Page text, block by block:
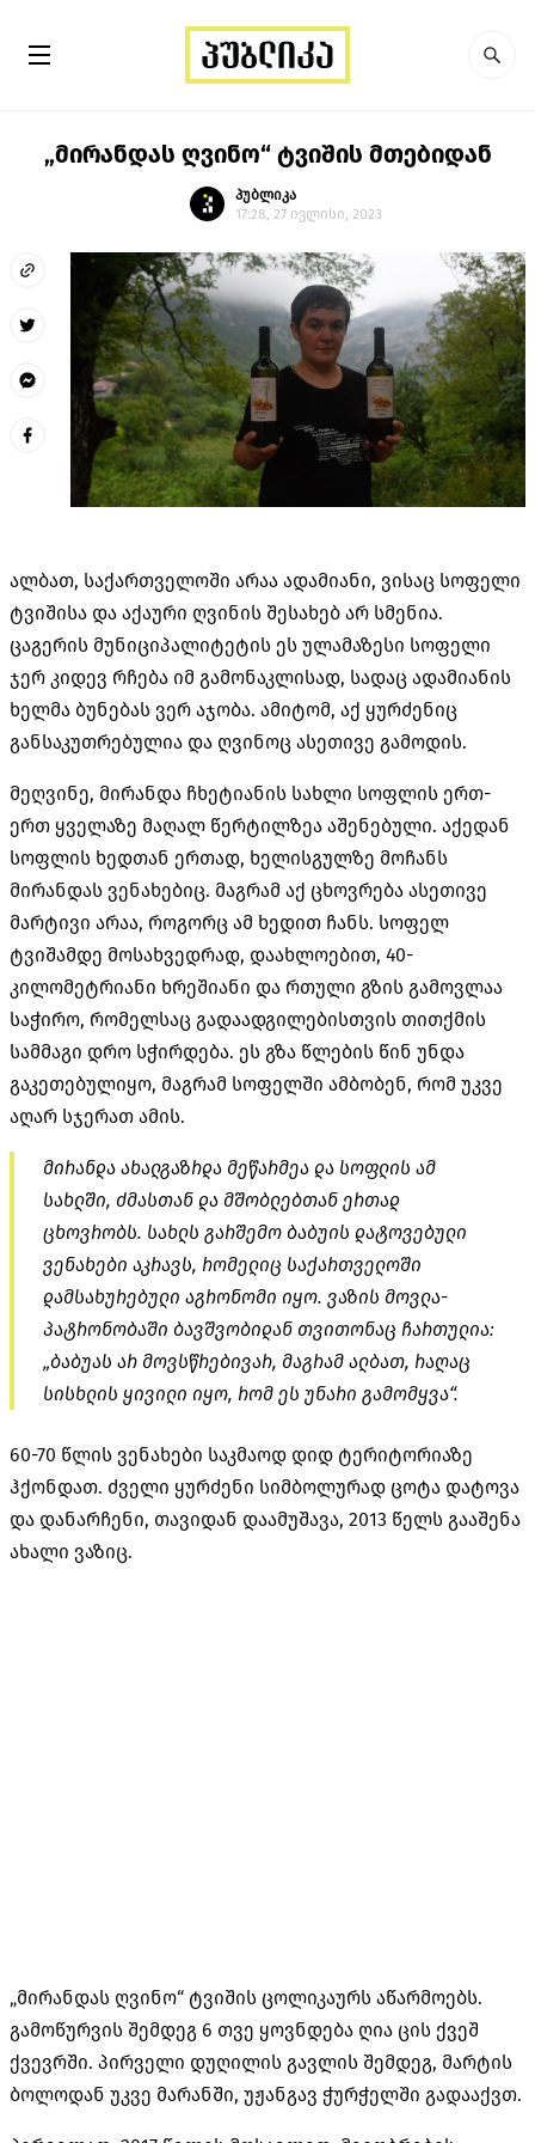
„მირანდას ღვინო“ ტვიშის მთებიდან
პუბლიკა
17:28, 27 ივლისი, 2023
ალბათ, საქართველოში არაა ადამიანი, ვისაც სოფელი
ტვიშისა და აქაური ღვინის შესახებ არ სმენია.
ცაგერის მუნიციპალიტეტის ეს ულამაზესი სოფელი
ჯერ კიდევ რჩება იმ გამონაკლისად, სადაც ადამიანის
ხელმა ბუნებას ვერ აჯობა. ამიტომ, აქ ყურძენიც
განსაკუთრებულია და ღვინოც ასეთივე გამოდის.
მეღვინე, მირანდა ჩხეტიანის სახლი სოფლის ერთ-
ერთ ყველაზე მაღალ წერტილზეა აშენებული. აქედან
სოფლის ხედთან ერთად, ხელისგულზე მოჩანს
მირანდას ვენახებიც. მაგრამ აქ ცხოვრება ასეთივე
მარტივი არაა, როგორც ამ ხედით ჩანს. სოფელ
ტვიშამდე მოსახვედრად, დაახლოებით, 40-
კილომეტრიანი ხრეშიანი და რთული გზის გამოვლაა
საჭირო, რომელსაც გადაადგილებისთვის თითქმის
სამმაგი დრო სჭირდება. ეს გზა წლების წინ უნდა
გაკეთებულიყო, მაგრამ სოფელში ამბობენ, რომ უკვე
აღარ სჯერათ ამის.
მირანდა ახალგაზრდა მეწარმეა და სოფლის ამ
სახლში, ძმასთან და მშობლებთან ერთად
ცხოვრობს. სახლს გარშემო ბაბუის დატოვებული
ვენახები აკრავს, რომელიც საქართველოში
დამსახურებული აგრონომი იყო. ვაზის მოვლა-
პატრონობაში ბავშვობიდან თვითონაც ჩართულია:
„ბაბუას არ მოვსწრებივარ, მაგრამ ალბათ, რაღაც
სისხლის ყივილი იყო, რომ ეს უნარი გამომყვა“.
60-70 წლის ვენახები საკმაოდ დიდ ტერიტორიაზე
ჰქონდათ. ძველი ყურძენი სიმბოლურად ცოტა დატოვა
და დანარჩენი, თავიდან დაამუშავა, 2013 წელს გააშენა
ახალი ვაზიც.
„მირანდას ღვინო“ ტვიშის ცოლიკაურს აწარმოებს.
გამოწურვის შემდეგ 6 თვე ყოვნდება ღია ცის ქვეშ
ქვევრში. პირველი დუღილის გავლის შემდეგ, მარტის
ბოლოდან უკვე მარანში, უჟანგავ ჭურჭელში გადააქვთ.